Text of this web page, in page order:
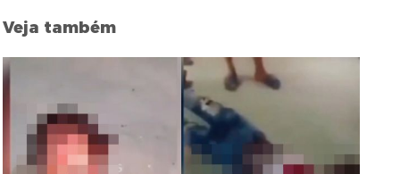
Veja também